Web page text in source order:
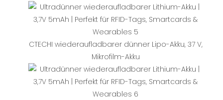
CTECHI wiederaufladbarer dünner Lipo-Akku, 37 V,
Mikrofilm-Akku